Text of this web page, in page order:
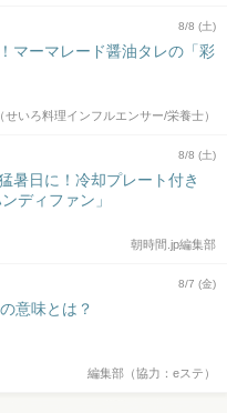
8/8 (土)
マーマレード醤油タレの「彩
せいろ料理インフルエンサー/栄養士）
8/8 (土)
暑日に！冷却プレート付き
ディファン」
朝時間.jp編集部
8/7 (金)
意味とは？
編集部（協力：eステ）